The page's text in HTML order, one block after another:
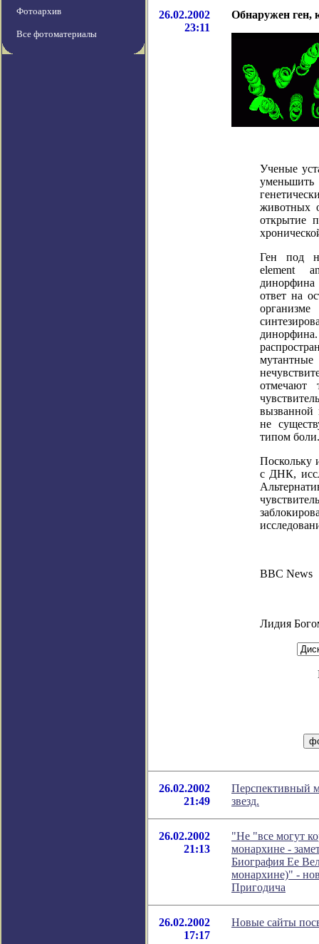
Фотоархив
Все фотоматериалы
26.02.2002
23:11
Обнаружен ген,
Ученые
животных
открытие
Ген под
element
динорфина
ответ на
отмечают
вызванной
не
типом боли.
Поскольку
с ДНК,
BBC News
Лидия
26.02.2002
21:49
Перспективный
звезд.
26.02.2002
21:13
"Не "все могут
монархине -
Биография Ее
монархине)" -
Пригодича
26.02.2002
17:17
Новые сайты